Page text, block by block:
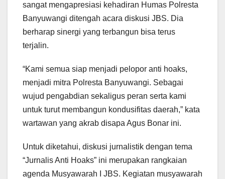
sangat mengapresiasi kehadiran Humas Polresta
Banyuwangi ditengah acara diskusi JBS. Dia
berharap sinergi yang terbangun bisa terus
terjalin.
“Kami semua siap menjadi pelopor anti hoaks,
menjadi mitra Polresta Banyuwangi. Sebagai
wujud pengabdian sekaligus peran serta kami
untuk turut membangun kondusifitas daerah,” kata
wartawan yang akrab disapa Agus Bonar ini.
Untuk diketahui, diskusi jurnalistik dengan tema
“Jurnalis Anti Hoaks” ini merupakan rangkaian
agenda Musyawarah I JBS. Kegiatan musyawarah